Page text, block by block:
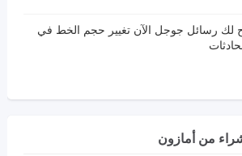
لك رسائل جوجل الآن تغيير حجم الخط في
من أمازون